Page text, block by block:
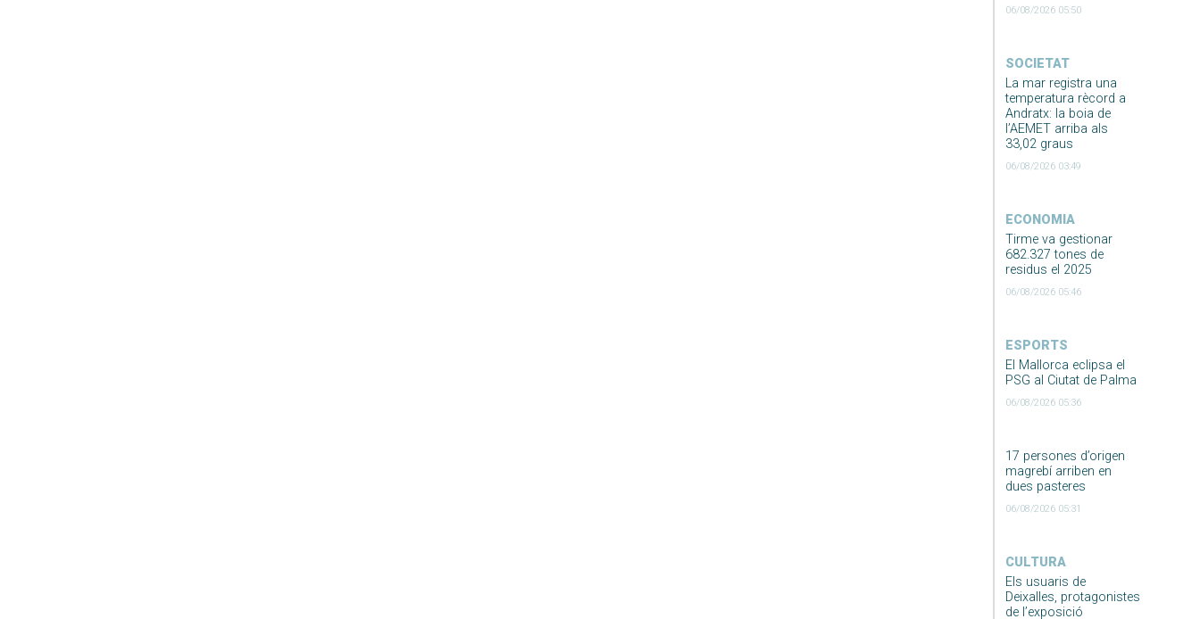
06/08/2026 05:50
SOCIETAT
La mar registra una
temperatura rècord a
Andratx: la boia de
l’AEMET arriba als
33,02 graus
06/08/2026 03:49
ECONOMIA
Tirme va gestionar
682.327 tones de
residus el 2025
06/08/2026 05:46
ESPORTS
El Mallorca eclipsa el
PSG al Ciutat de Palma
06/08/2026 05:36
17 persones d’origen
magrebí arriben en
dues pasteres
06/08/2026 05:31
CULTURA
Els usuaris de
Deixalles, protagonistes
de l’exposició